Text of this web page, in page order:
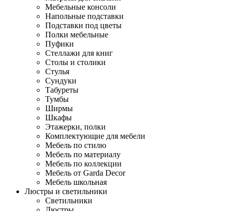
Мебельные консоли
Напольные подставки
Подставки под цветы
Полки мебельные
Пуфики
Стеллажи для книг
Столы и столики
Стулья
Сундуки
Табуреты
Тумбы
Ширмы
Шкафы
Этажерки, полки
Комплектующие для мебели
Мебель по стилю
Мебель по материалу
Мебель по коллекции
Мебель от Garda Decor
Мебель школьная
Люстры и светильники
Светильники